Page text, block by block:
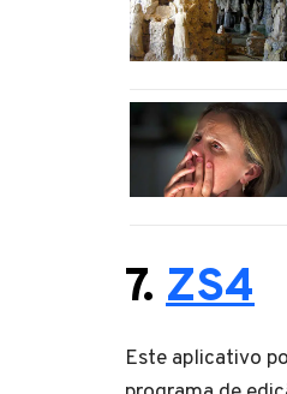
7. ZS4
Este aplicativo